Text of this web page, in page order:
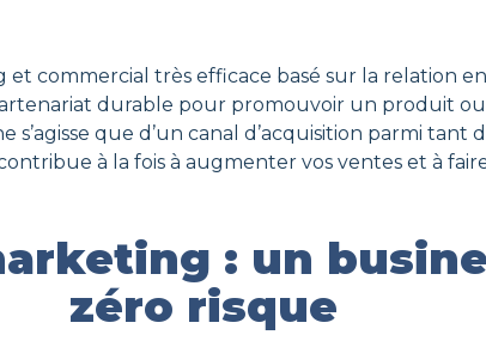
commercial très efficace basé sur la relation
durable pour promouvoir un produit ou
que d’un canal d’acquisition parmi tant
à la fois à augmenter vos ventes et à
: un
zéro risque